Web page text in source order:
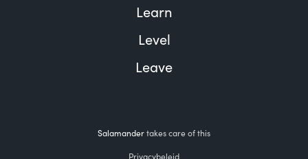
Learn
Level
Leave
Salamandertakes care of this
Privacybeleid